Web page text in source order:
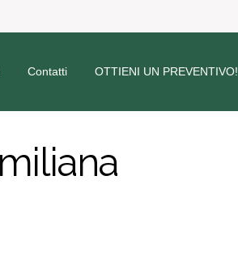
Contatti OTTIENI UN PREVENTIVO!